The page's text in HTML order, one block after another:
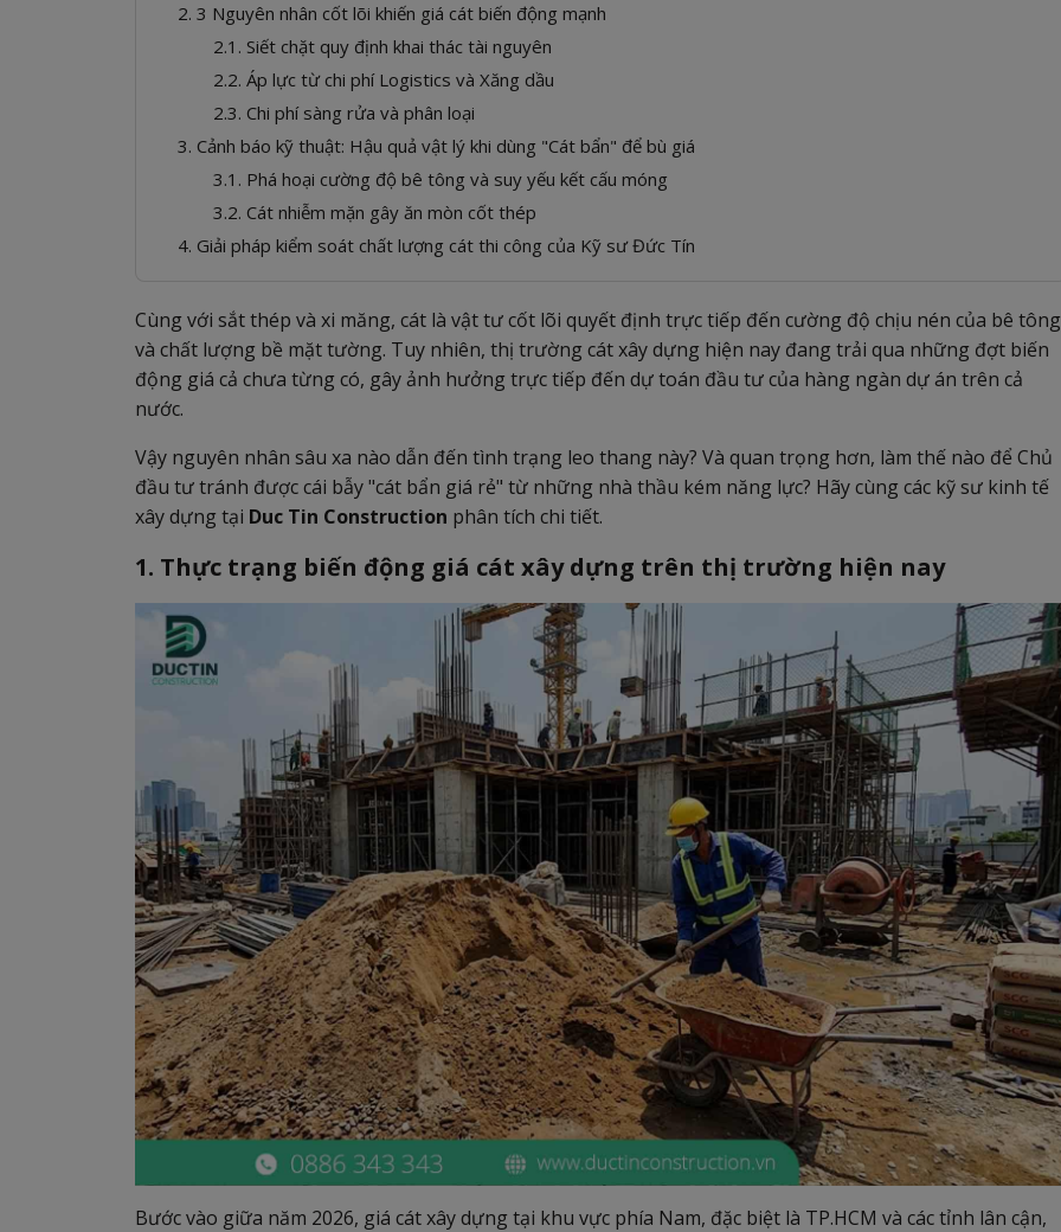
2. 3 Nguyên nhân cốt lõi khiến giá cát biến động mạnh
2.1. Siết chặt quy định khai thác tài nguyên
2.2. Áp lực từ chi phí Logistics và Xăng dầu
2.3. Chi phí sàng rửa và phân loại
3. Cảnh báo kỹ thuật: Hậu quả vật lý khi dùng "Cát bẩn" để bù giá
3.1. Phá hoại cường độ bê tông và suy yếu kết cấu móng
3.2. Cát nhiễm mặn gây ăn mòn cốt thép
4. Giải pháp kiểm soát chất lượng cát thi công của Kỹ sư Đức Tín
Cùng với sắt thép và xi măng, cát là vật tư cốt lõi quyết định trực tiếp đến cường độ chịu nén của bê tông
và chất lượng bề mặt tường. Tuy nhiên, thị trường cát xây dựng hiện nay đang trải qua những đợt biến
động giá cả chưa từng có, gây ảnh hưởng trực tiếp đến dự toán đầu tư của hàng ngàn dự án trên cả
nước.
Vậy nguyên nhân sâu xa nào dẫn đến tình trạng leo thang này? Và quan trọng hơn, làm thế nào để Chủ
đầu tư tránh được cái bẫy "cát bẩn giá rẻ" từ những nhà thầu kém năng lực? Hãy cùng các kỹ sư kinh tế
xây dựng tại Duc Tin Construction phân tích chi tiết.
1. Thực trạng biến động giá cát xây dựng trên thị trường hiện nay
Bước vào giữa năm 2026, giá cát xây dựng tại khu vực phía Nam, đặc biệt là TP.HCM và các tỉnh lân cận,